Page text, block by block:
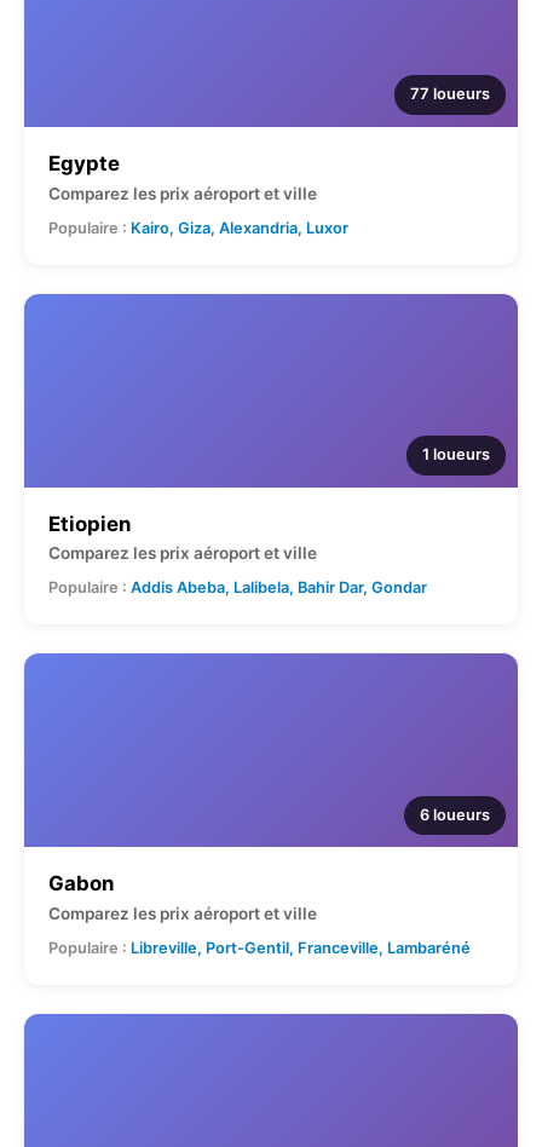
77 loueurs
Egypte
Comparez les prix aéroport et ville
Populaire : Kairo, Giza, Alexandria, Luxor
1 loueurs
Etiopien
Comparez les prix aéroport et ville
Populaire : Addis Abeba, Lalibela, Bahir Dar, Gondar
6 loueurs
Gabon
Comparez les prix aéroport et ville
Populaire : Libreville, Port-Gentil, Franceville, Lambaréné